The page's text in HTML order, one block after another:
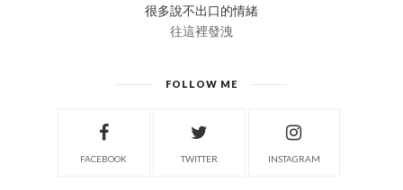
很多說不出口的情緒
往這裡發洩
FOLLOW ME
FACEBOOK TWITTER INSTAGRAM